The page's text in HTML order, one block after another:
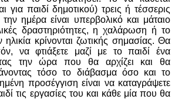
για παιδί δημοτικού) τρεις ή τέσσερις
ημέρα είναι υπερβολικό και μάταιο
δραστηριότητες, η χαλάρωση ή το
ηλικία κρίνονται ζωτικής σημασίας. Θα
να φτιάξετε μαζί με το παιδί ένα
την ώρα που θα αρχίζει και θα
τόσο το διάβασμα όσο και το
προσέγγιση είναι να καταγράψετε
τις εργασίες του και κάθε μία που θα